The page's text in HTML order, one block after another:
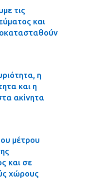
τις
και
η
και η
ακίνητα
μέτρου
και σε
χώρους